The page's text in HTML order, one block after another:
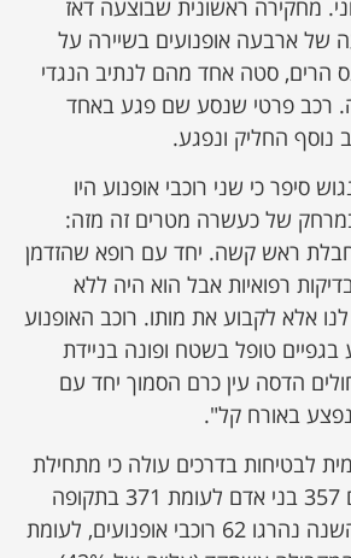
מחקירה ראשונית שבוצעה דאז
של ארבעה אופנועים בשיירה על
לנס הרים, סטה אחד מהם לנתיב הנגדי
רכב פרטי שנסע שם פגע באחד
נוסף החליק ונפגע.
סיפר כי שני רוכבי אופנוע היו
של כעשרה מטרים זה מזה:
25 סבל מחבלת ראש קשה. יחד עם רופא שהזדמן
רפואיות אבל הוא היה ללא
לנו אלא לקבוע את מותו. רוכב האופנוע
27 שנפצע בגפיים טופל בשטח ופונה בניידת
הדסה עין כרם הסמוך יחד עם
באורח קל".
לבטיחות בדרכים עולה כי מתחילת
השנה נהרגו בדרכים 357 בני אדם לעומת 371 בתקופה
המקבילה אשתקד. השנה נהרגו 62 רוכבי אופנועים, לעומת